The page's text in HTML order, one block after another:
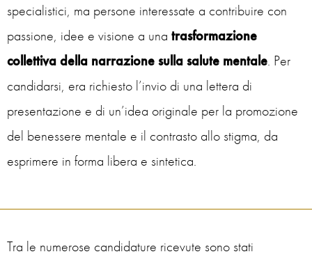
specialistici, ma persone interessate a contribuire con
passione, idee e visione a una trasformazione
collettiva della narrazione sulla salute mentale. Per
candidarsi, era richiesto l’invio di una lettera di
presentazione e di un’idea originale per la promozione
del benessere mentale e il contrasto allo stigma, da
esprimere in forma libera e sintetica.
Tra le numerose candidature ricevute sono stati